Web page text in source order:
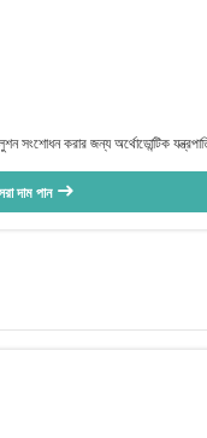
সংশোধন করার জন্য অর্থোডোন্টিক
দাম পান